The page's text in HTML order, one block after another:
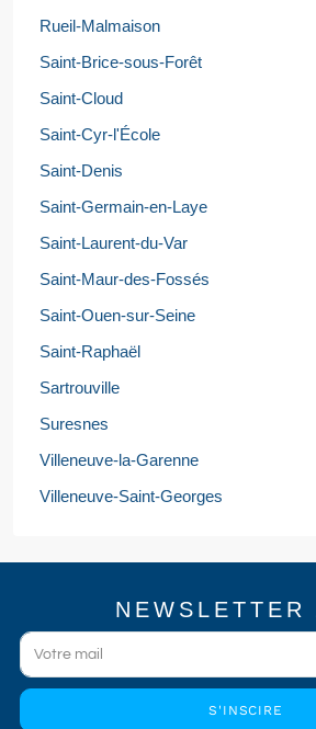
Rueil-Malmaison
Saint-Brice-sous-Forêt
Saint-Cloud
Saint-Cyr-l'École
Saint-Denis
Saint-Germain-en-Laye
Saint-Laurent-du-Var
Saint-Maur-des-Fossés
Saint-Ouen-sur-Seine
Saint-Raphaël
Sartrouville
Suresnes
Villeneuve-la-Garenne
Villeneuve-Saint-Georges
NEWSLETTER
S'INSCIRE